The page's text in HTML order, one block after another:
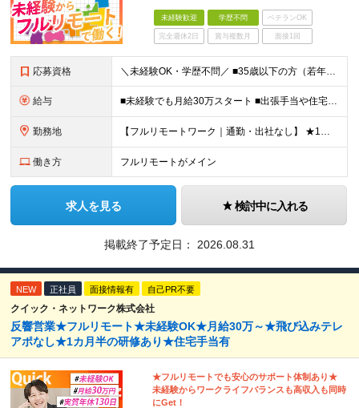
未経験歓迎 学歴不問 ベテランOK
完全週休2日 賞与複数月 面接1回
応募資格 ＼未経験OK・学歴不問／ ■35歳以下の方（若年層の長期キャリア形成のため） ■第二新卒OK ■普通自動車免許（AT）をお持ちの方 ▼▽こんな方はぜひご応募ください！▽▼ 「車の運転が好き！」 「地
給与 ■未経験でも月給30万スタート ■出張手当や住宅手当あり 【東京都・神奈川県】 月給35万円～60万円＋インセンティブ＋賞与＋諸手当 上記月給は、月42時間分の固定残業代（月8万3900円以上）を含
勤務地 【フルリモートワーク｜通勤・出社なし】 ★1人1台社用車貸与 ★転勤なし ★直帰直行OK 【本社】 兵庫県神戸市中央区明石町44 神戸御幸ビル4F ★☆積極採用中☆★ ◆北海道・東北：札幌／福島／
働き方 フルリモートがメイン
求人を見る 検討中に入れる
掲載終了予定日： 2026.08.31
NEW 正社員 面接情報有 自己PR不要
クイック・ネットワーク株式会社
反響営業★フルリモート★未経験OK★月給30万～★飛び込みテレ
アポなし★1カ月半の研修あり★住宅手当有
★フルリモートでも安心のサポート体制あり★
未経験からワークライフバランスも高収入も同時
にGet！